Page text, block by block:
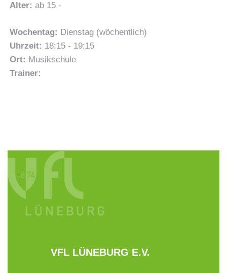
Alter: ab 15 -
Wochentag: Dienstag (wöchentlich)
Uhrzeit: 18:15 - 19:15
Ort: Musikschule
Trainer:
VFL LÜNEBURG E.V.